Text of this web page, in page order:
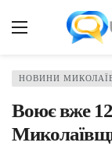
НОВИНИ
Воює вже 12